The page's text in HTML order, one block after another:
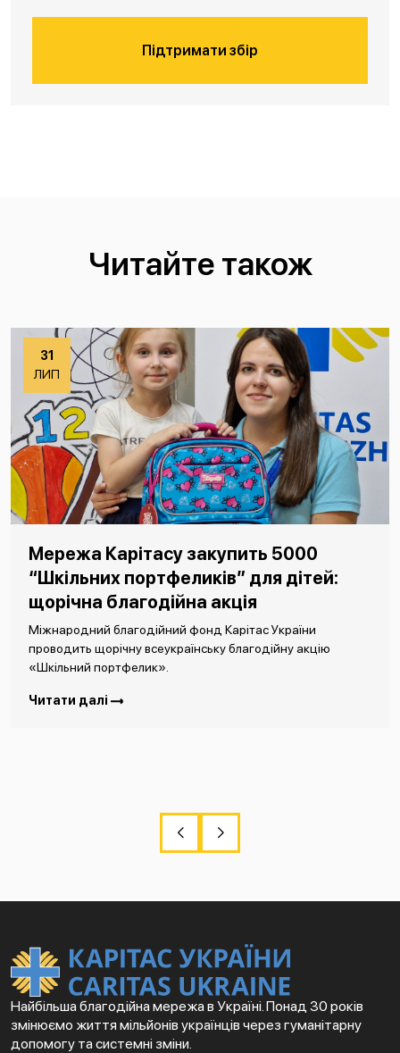
Підтримати збір
Читайте також
31
ЛИП
Мережа Карітасу закупить 5000
“Шкільних портфеликів” для дітей:
щорічна благодійна акція
Міжнародний благодійний фонд Карітас України
проводить щорічну всеукраїнську благодійну акцію
«Шкільний портфелик».
Читати далі
Найбільша благодійна мережа в Україні. Понад 30 років
змінюємо життя мільйонів українців через гуманітарну
допомогу та системні зміни.